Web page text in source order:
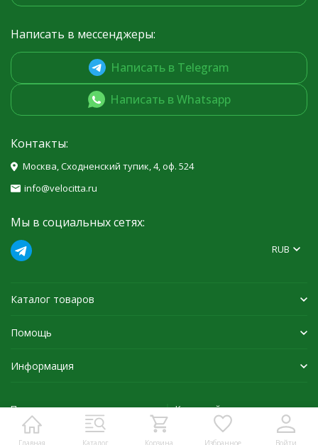
Главная Каталог Корзина Избранное Войти
Написать в мессенджеры:
Написать в Telegram
Написать в Whatsapp
Контакты:
Москва, Сходненский тупик, 4, оф. 524
info@velocitta.ru
Мы в социальных сетях:
RUB
Каталог товаров
Помощь
Информация
Политика персональных данных Карта сайта